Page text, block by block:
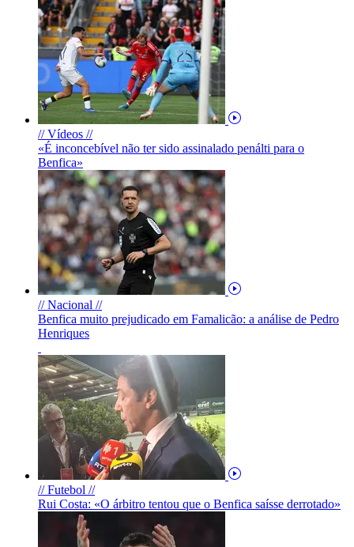
// Vídeos //
«É inconcebível não ter sido assinalado penálti para o
Benfica»
// Nacional //
Benfica muito prejudicado em Famalicão: a análise de Pedro
Henriques
// Futebol //
Rui Costa: «O árbitro tentou que o Benfica saísse derrotado»